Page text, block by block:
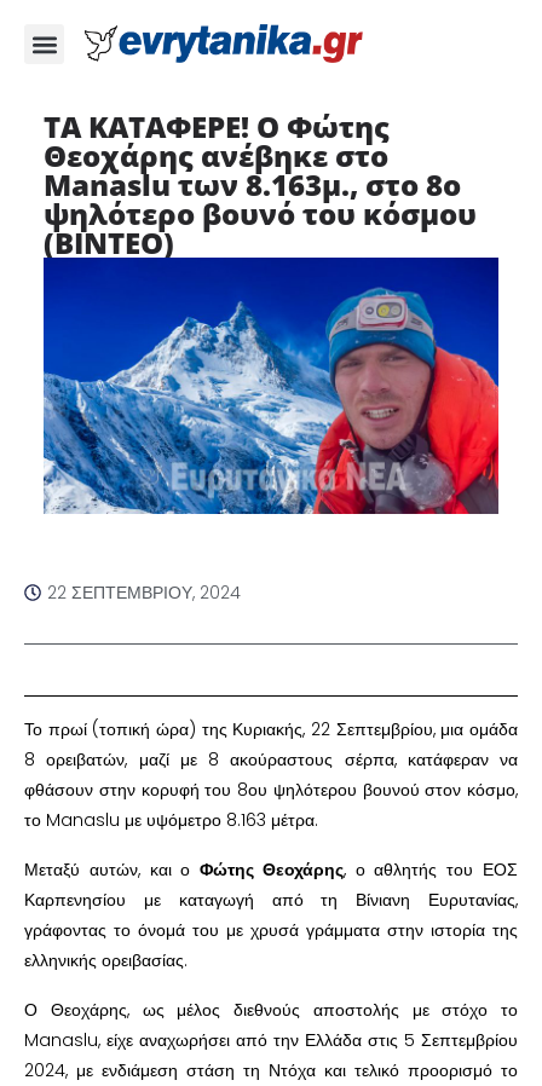
ΤΑ ΚΑΤΑΦΕΡΕ! Ο Φώτης
Θεοχάρης ανέβηκε στο
Μanaslu των 8.163μ., στο 8ο
ψηλότερο βουνό του κόσμου
(ΒΙΝΤΕΟ)
22 ΣΕΠΤΕΜΒΡΊΟΥ, 2024
Το πρωί (τοπική ώρα) της Κυριακής, 22 Σεπτεμβρίου, μια ομάδα
8 ορειβατών, μαζί με 8 ακούραστους σέρπα, κατάφεραν να
φθάσουν στην κορυφή του 8ου ψηλότερου βουνού στον κόσμο,
το Manaslu με υψόμετρο 8.163 μέτρα.
Μεταξύ αυτών, και οΦώτης Θεοχάρης, ο αθλητής του ΕΟΣ
Καρπενησίου με καταγωγή από τη Βίνιανη Ευρυτανίας,
γράφοντας το όνομά του με χρυσά γράμματα στην ιστορία της
ελληνικής ορειβασίας.
Ο Θεοχάρης, ως μέλος διεθνούς αποστολής με στόχο το
Manaslu, είχε αναχωρήσει από την Ελλάδα στις 5 Σεπτεμβρίου
2024, με ενδιάμεση στάση τη Ντόχα και τελικό προορισμό το